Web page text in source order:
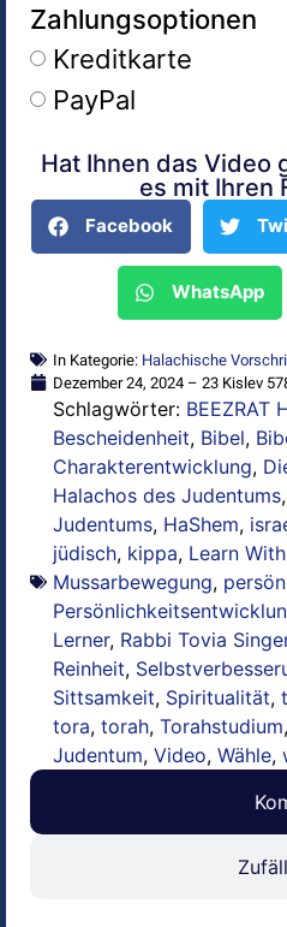
Zahlungsoptionen
Kreditkarte
PayPal
Alternative:
Hat Ihnen das Video
es mit Ihren
Facebook
WhatsApp
In Kategorie: Halachische
Dezember 24, 2024 – 23 Kislev
Schlagwörter: BEEZRAT
Bescheidenheit, Bibel,
Charakterentwicklung,
Halachos des Judentums,
Judentums, HaShem,
jüdisch, kippa, Learn
Mussarbewegung,
Lerner, Rabbi Tovia
Reinheit,
Sittsamkeit, Spiritualität,
tora, torah, Torahstudium,
Judentum, Video, Wähle,